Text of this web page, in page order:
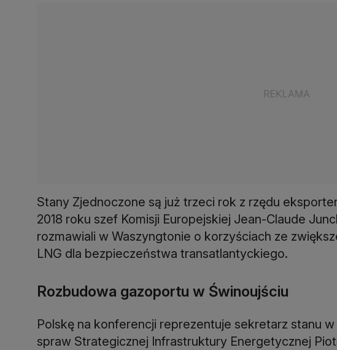
Stany Zjednoczone są już trzeci rok z rzędu
2018 roku szef Komisji Europejskiej Jean-Claude
rozmawiali w Waszyngtonie o korzyściach ze
LNG dla bezpieczeństwa transatlantyckiego.
Rozbudowa gazoportu w Świnoujściu
Polskę na konferencji reprezentuje sekretarz stanu w
spraw Strategicznej Infrastruktury Energetycznej